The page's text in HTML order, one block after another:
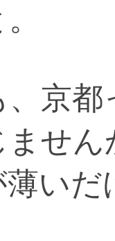
京
ませ
薄い